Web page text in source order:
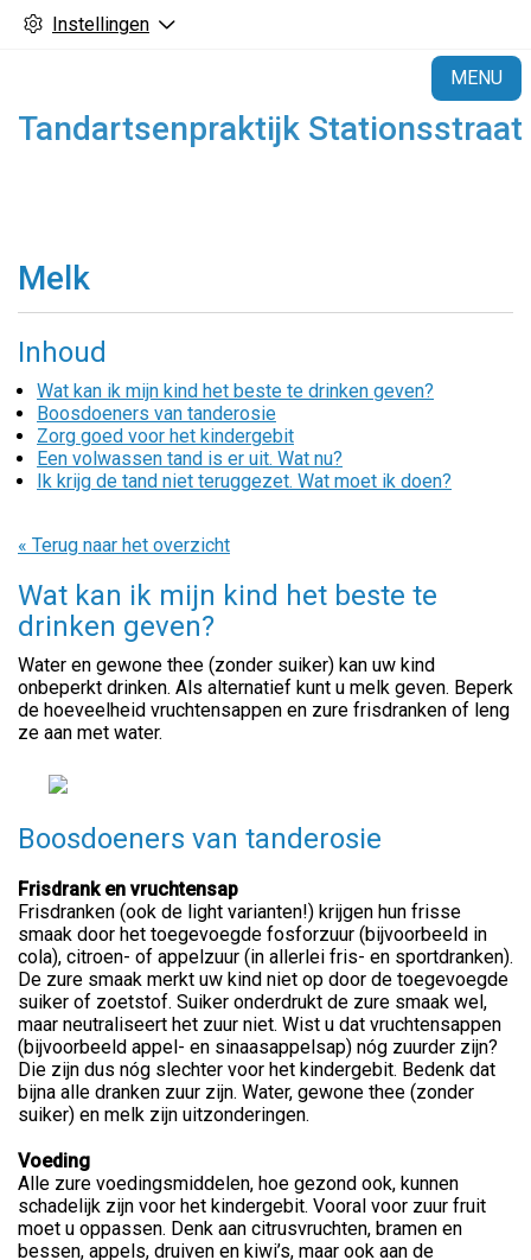
Instellingen
MENU
Tandartsenpraktijk Stationsstraat
Melk
Inhoud
Wat kan ik mijn kind het beste te drinken geven?
Boosdoeners van tanderosie
Zorg goed voor het kindergebit
Een volwassen tand is er uit. Wat nu?
Ik krijg de tand niet teruggezet. Wat moet ik doen?
« Terug naar het overzicht
Wat kan ik mijn kind het beste te
drinken geven?
Water en gewone thee (zonder suiker) kan uw kind
onbeperkt drinken. Als alternatief kunt u melk geven. Beperk
de hoeveelheid vruchtensappen en zure frisdranken of leng
ze aan met water.
Boosdoeners van tanderosie
Frisdrank en vruchtensap
Frisdranken (ook de light varianten!) krijgen hun frisse
smaak door het toegevoegde fosforzuur (bijvoorbeeld in
cola), citroen- of appelzuur (in allerlei fris- en sportdranken).
De zure smaak merkt uw kind niet op door de toegevoegde
suiker of zoetstof. Suiker onderdrukt de zure smaak wel,
maar neutraliseert het zuur niet. Wist u dat vruchtensappen
(bijvoorbeeld appel- en sinaasappelsap) nóg zuurder zijn?
Die zijn dus nóg slechter voor het kindergebit. Bedenk dat
bijna alle dranken zuur zijn. Water, gewone thee (zonder
suiker) en melk zijn uitzonderingen.
Voeding
Alle zure voedingsmiddelen, hoe gezond ook, kunnen
schadelijk zijn voor het kindergebit. Vooral voor zuur fruit
moet u oppassen. Denk aan citrusvruchten, bramen en
bessen, appels, druiven en kiwi’s, maar ook aan de